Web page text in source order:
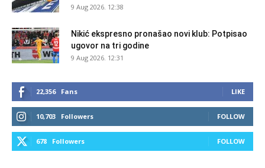
9 Aug 2026. 12:38
Nikić ekspresno pronašao novi klub: Potpisao
ugovor na tri godine
9 Aug 2026. 12:31
22,356 Fans LIKE
10,703 Followers FOLLOW
678 Followers FOLLOW